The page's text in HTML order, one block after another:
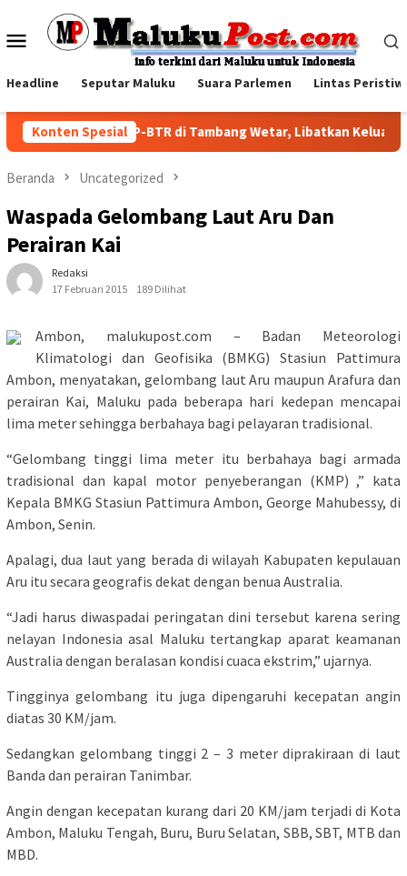
konten
Menu
Headline Seputar Maluku Suara Parlemen Lintas
Konten Spesial
Family Visit BKP-BTR di Tambang Wetar, Libatkan Keluarga
Beranda Uncategorized
Waspada Gelombang Laut Aru Dan
Perairan Kai
Redaksi
17 Februari 2015
189 Dilihat
Ambon, malukupost.com – Badan Meteorologi
Klimatologi dan Geofisika (BMKG) Stasiun Pattimura
Ambon, menyatakan, gelombang laut Aru maupun Arafura dan
perairan Kai, Maluku pada beberapa hari kedepan mencapai
lima meter sehingga berbahaya bagi pelayaran tradisional.
“Gelombang tinggi lima meter itu berbahaya bagi armada
tradisional dan kapal motor penyeberangan (KMP) ,” kata
Kepala BMKG Stasiun Pattimura Ambon, George Mahubessy, di
Ambon, Senin.
Apalagi, dua laut yang berada di wilayah Kabupaten kepulauan
Aru itu secara geografis dekat dengan benua Australia.
“Jadi harus diwaspadai peringatan dini tersebut karena sering
nelayan Indonesia asal Maluku tertangkap aparat keamanan
Australia dengan beralasan kondisi cuaca ekstrim,” ujarnya.
Tingginya gelombang itu juga dipengaruhi kecepatan angin
diatas 30 KM/jam.
Sedangkan gelombang tinggi 2 – 3 meter diprakiraan di laut
Banda dan perairan Tanimbar.
Angin dengan kecepatan kurang dari 20 KM/jam terjadi di Kota
Ambon, Maluku Tengah, Buru, Buru Selatan, SBB, SBT, MTB dan
MBD.